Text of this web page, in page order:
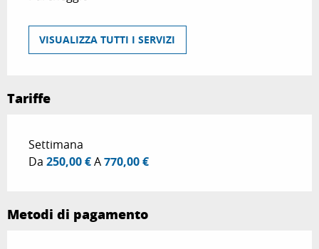
VISUALIZZA TUTTI I SERVIZI
Tariffe
Tariffe 2026
Settimana
Da 250,00 €A770,00 €
Metodi di pagamento